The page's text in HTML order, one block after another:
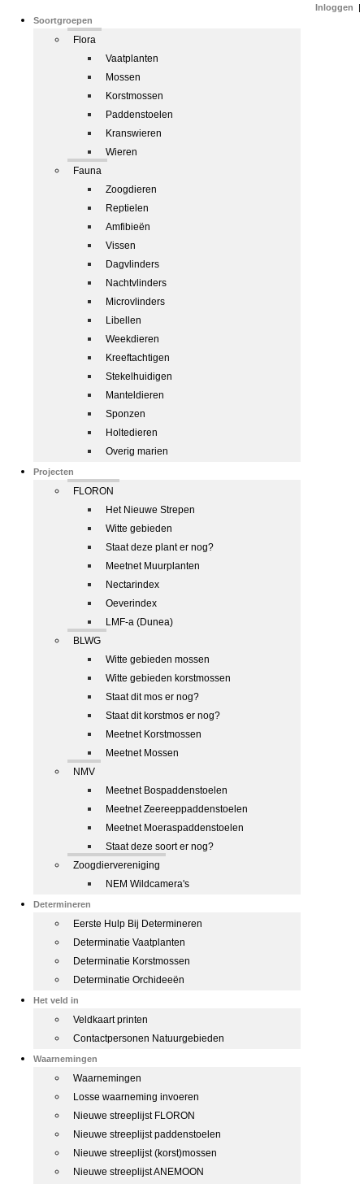
Soortgroepen
Flora
Vaatplanten
Mossen
Korstmossen
Paddenstoelen
Kranswieren
Wieren
Fauna
Zoogdieren
Reptielen
Amfibieën
Vissen
Dagvlinders
Nachtvlinders
Microvlinders
Libellen
Weekdieren
Kreeftachtigen
Stekelhuidigen
Manteldieren
Sponzen
Holtedieren
Overig marien
Projecten
FLORON
Het Nieuwe Strepen
Witte gebieden
Staat deze plant er nog?
Meetnet Muurplanten
Nectarindex
Oeverindex
LMF-a (Dunea)
BLWG
Witte gebieden mossen
Witte gebieden korstmossen
Staat dit mos er nog?
Staat dit korstmos er nog?
Meetnet Korstmossen
Meetnet Mossen
NMV
Meetnet Bospaddenstoelen
Meetnet Zeereeppaddenstoelen
Meetnet Moeraspaddenstoelen
Staat deze soort er nog?
Zoogdiervereniging
NEM Wildcamera's
Determineren
Eerste Hulp Bij Determineren
Determinatie Vaatplanten
Determinatie Korstmossen
Determinatie Orchideeën
Het veld in
Veldkaart printen
Contactpersonen Natuurgebieden
Waarnemingen
Waarnemingen
Losse waarneming invoeren
Nieuwe streeplijst FLORON
Nieuwe streeplijst paddenstoelen
Nieuwe streeplijst (korst)mossen
Nieuwe streeplijst ANEMOON
Inloggen |